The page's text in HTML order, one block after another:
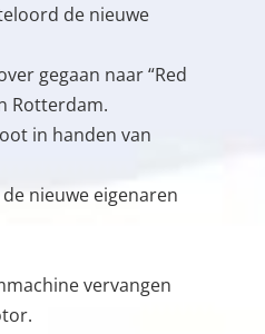
de nieuwe
gegaan naar “Red
Rotterdam.
in handen van
nieuwe eigenaren
vervangen